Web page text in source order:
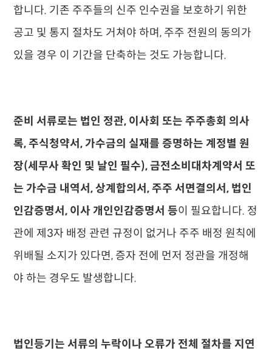
합니다. 기존 주주들의 신주 인수권을 보호하기 위한
공고 및 통지 절차도 거쳐야 하며, 주주 전원의 동의가
있을 경우 이 기간을 단축하는 것도 가능합니다.
준비 서류로는 법인 정관, 이사회 또는 주주총회 의사
록, 주식청약서, 가수금의 실재를 증명하는 계정별 원
장(세무사 확인 및 날인 필수), 금전소비대차계약서 또
는 가수금 내역서, 상계합의서, 주주 서면결의서, 법인
인감증명서, 이사 개인인감증명서 등이 필요합니다. 정
관에 제3자 배정 관련 규정이 없거나 주주 배정 원칙에
위배될 소지가 있다면, 증자 전에 먼저 정관을 개정해
야 하는 경우도 발생합니다.
법인등기는 서류의 누락이나 오류가 전체 절차를 지연